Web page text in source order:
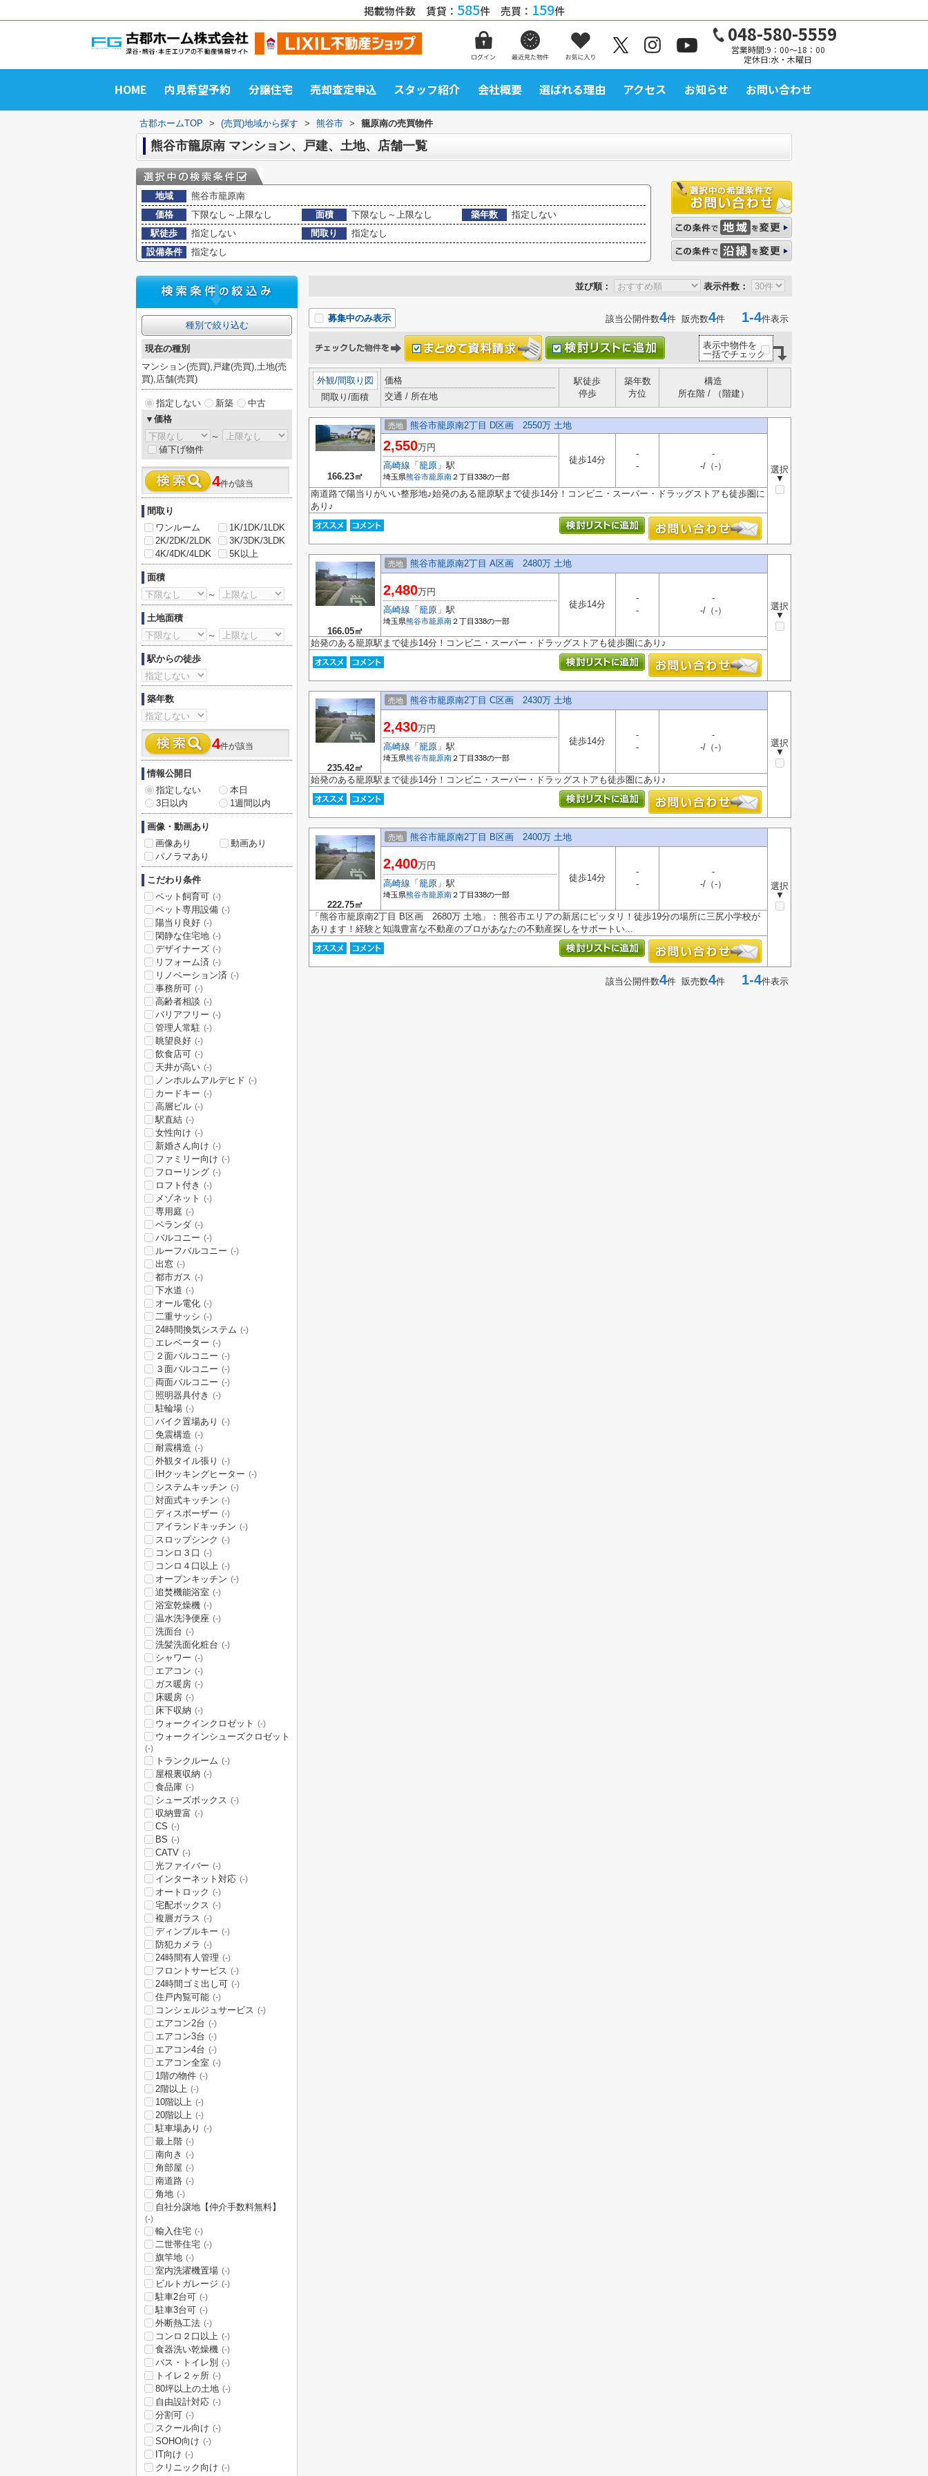
掲載物件数 賃貸： 585件 売買： 159件
048-580-5559
営業時間:9：00～18：00
定休日:水・木曜日
HOME 内見希望予約 分譲住宅 売却査定申込 スタッフ紹介 会社概要 選ばれる理由 アクセス お知らせ お問い合わせ
古郡ホームTOP > (売買)地域から探す > 熊谷市 > 籠原南の売買物件
熊谷市籠原南 マンション、戸建、土地、店舗一覧
地域
熊谷市籠原南
価格
下限なし～上限なし 面積 下限なし～上限なし 築年数
指定しない
駅徒歩
指定しない 間取り
指定なし
設備条件
指定なし
並び順： 表示件数：
募集中のみ表示 該当公開件数4件 販売数4件 1-4件表示
表示中物件を
一括でチェック
外観/間取り図
間取り/面積
価格
交通 / 所在地
駅徒歩
停歩
築年数
方位
構造
所在階 / （階建）
166.23㎡
売地 熊谷市籠原南2丁目 D区画 2550万 土地
選択
▼
2,550万円
高崎線 「 籠原 」駅
埼玉県熊谷市籠原南 ２丁目338の一部
徒歩14分
-
-
-
-/（-）
南道路で陽当りがいい整形地♪始発のある籠原駅まで徒歩14分！コンビニ・スーパー・ドラッグストアも徒歩圏に
あり♪
166.05㎡
売地 熊谷市籠原南2丁目 A区画 2480万 土地
選択
▼
2,480万円
高崎線 「 籠原 」駅
埼玉県熊谷市籠原南 ２丁目338の一部
徒歩14分
-
-
-
-/（-）
始発のある籠原駅まで徒歩14分！コンビニ・スーパー・ドラッグストアも徒歩圏にあり♪
235.42㎡
売地 熊谷市籠原南2丁目 C区画 2430万 土地
選択
▼
2,430万円
高崎線 「 籠原 」駅
埼玉県熊谷市籠原南 ２丁目338の一部
徒歩14分
-
-
-
-/（-）
始発のある籠原駅まで徒歩14分！コンビニ・スーパー・ドラッグストアも徒歩圏にあり♪
222.75㎡
売地 熊谷市籠原南2丁目 B区画 2400万 土地
選択
▼
2,400万円
高崎線 「 籠原 」駅
埼玉県熊谷市籠原南 ２丁目338の一部
徒歩14分
-
-
-
-/（-）
「熊谷市籠原南2丁目 B区画 2680万 土地」：熊谷市エリアの新居にピッタリ！徒歩19分の場所に三尻小学校が
あります！経験と知識豊富な不動産のプロがあなたの不動産探しをサポートい...
該当公開件数4件 販売数4件 1-4件表示
種別で絞り込む
現在の種別
マンション(売買),戸建(売買),土地(売
買),店舗(売買)
指定しない 新築
中古
▼価格
～
値下げ物件
4件が該当
間取り
ワンルーム
1K/1DK/1LDK
2K/2DK/2LDK
3K/3DK/3LDK
4K/4DK/4LDK
5K以上
面積
～
土地面積
～
駅からの徒歩
築年数
4件が該当
情報公開日
指定しない
本日
3日以内
1週間以内
画像・動画あり
画像あり
動画あり
パノラマあり
こだわり条件
ペット飼育可 (-)
ペット専用設備 (-)
陽当り良好 (-)
閑静な住宅地 (-)
デザイナーズ (-)
リフォーム済 (-)
リノベーション済 (-)
事務所可 (-)
高齢者相談 (-)
バリアフリー (-)
管理人常駐 (-)
眺望良好 (-)
飲食店可 (-)
天井が高い (-)
ノンホルムアルデヒド (-)
カードキー (-)
高層ビル (-)
駅直結 (-)
女性向け (-)
新婚さん向け (-)
ファミリー向け (-)
フローリング (-)
ロフト付き (-)
メゾネット (-)
専用庭 (-)
ベランダ (-)
バルコニー (-)
ルーフバルコニー (-)
出窓 (-)
都市ガス (-)
下水道 (-)
オール電化 (-)
二重サッシ (-)
24時間換気システム (-)
エレベーター (-)
２面バルコニー (-)
３面バルコニー (-)
両面バルコニー (-)
照明器具付き (-)
駐輪場 (-)
バイク置場あり (-)
免震構造 (-)
耐震構造 (-)
外観タイル張り (-)
IHクッキングヒーター (-)
システムキッチン (-)
対面式キッチン (-)
ディスポーザー (-)
アイランドキッチン (-)
スロップシンク (-)
コンロ３口 (-)
コンロ４口以上 (-)
オープンキッチン (-)
追焚機能浴室 (-)
浴室乾燥機 (-)
温水洗浄便座 (-)
洗面台 (-)
洗髪洗面化粧台 (-)
シャワー (-)
エアコン (-)
ガス暖房 (-)
床暖房 (-)
床下収納 (-)
ウォークインクロゼット (-)
ウォークインシューズクロゼット
(-)
トランクルーム (-)
屋根裏収納 (-)
食品庫 (-)
シューズボックス (-)
収納豊富 (-)
CS (-)
BS (-)
CATV (-)
光ファイバー (-)
インターネット対応 (-)
オートロック (-)
宅配ボックス (-)
複層ガラス (-)
ディンプルキー (-)
防犯カメラ (-)
24時間有人管理 (-)
フロントサービス (-)
24時間ゴミ出し可 (-)
住戸内覧可能 (-)
コンシェルジュサービス (-)
エアコン2台 (-)
エアコン3台 (-)
エアコン4台 (-)
エアコン全室 (-)
1階の物件 (-)
2階以上 (-)
10階以上 (-)
20階以上 (-)
駐車場あり (-)
最上階 (-)
南向き (-)
角部屋 (-)
南道路 (-)
角地 (-)
自社分譲地【仲介手数料無料】
(-)
輸入住宅 (-)
二世帯住宅 (-)
旗竿地 (-)
室内洗濯機置場 (-)
ビルトガレージ (-)
駐車2台可 (-)
駐車3台可 (-)
外断熱工法 (-)
コンロ２口以上 (-)
食器洗い乾燥機 (-)
バス・トイレ別 (-)
トイレ２ヶ所 (-)
80坪以上の土地 (-)
自由設計対応 (-)
分割可 (-)
スクール向け (-)
SOHO向け (-)
IT向け (-)
クリニック向け (-)